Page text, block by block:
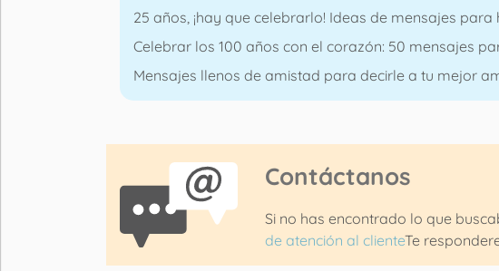
25 años, ¡hay que celebrarlo! Ideas de mensajes
Celebrar los 100 años con el corazón: 50 mensajes
Mensajes llenos de amistad para decirle a tu mejor
Contáctanos
Si no has encontrado lo que
de atención al clienteTe